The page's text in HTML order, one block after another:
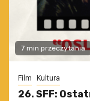
7 min przeczytania
Film Kultura
26. SFF: